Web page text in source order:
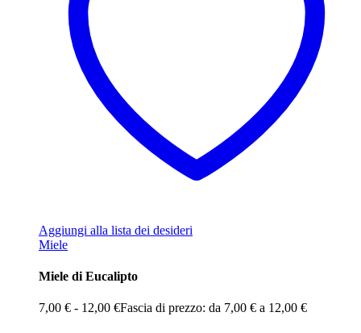
Aggiungi alla lista dei desideri
Miele
Miele di Eucalipto
7,00 € - 12,00 €Fascia di prezzo: da 7,00 € a 12,00 €